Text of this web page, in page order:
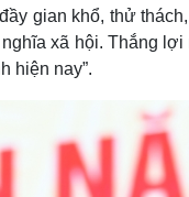
gian khổ, thử
xã hội. Thắng
hiện nay”.